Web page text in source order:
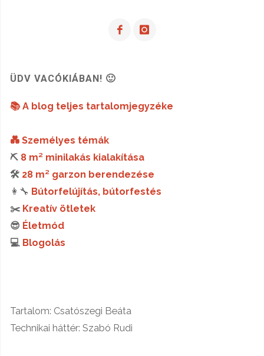
ÜDV VACÓKIÁBAN! 🙂
📚 A blog teljes tartalomjegyzéke
💑 Személyes témák
⛏️ 8 m² minilakás kialakítása
🛠️ 28 m² garzon berendezése
👩‍🔧 Bútorfelújítás, bútorfestés
✂️ Kreatív ötletek
😎 Életmód
💻 Blogolás
Tartalom: Csatószegi Beáta
Technikai háttér: Szabó Rudi